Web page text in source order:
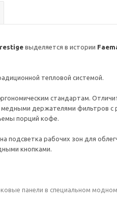
выделяется в истории
тепловой системой.
стандартам.
держателями фильтров с
порций кофе.
подсветка рабочих зон для
кнопками.
панели в специальном